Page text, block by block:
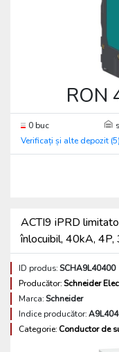
RON
0 buc
Verificați și alte depozit (5)
ACTI9 iPRD
înlocuibil, 40kA,
ID produs:SCHA9L40400
Producător:Schneider
Marca:Schneider
Indice producător:
Categorie: Conductor de